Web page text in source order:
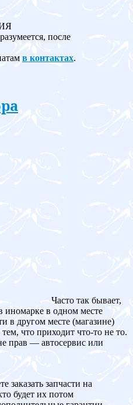
после
в контактах.
Часто так бывает,
иномарке в одном месте
в другом месте (магазине)
что приходит что-то не то.
прав — автосервис или
заказать запчасти на
будет их потом